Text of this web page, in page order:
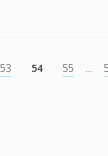
53 54 55